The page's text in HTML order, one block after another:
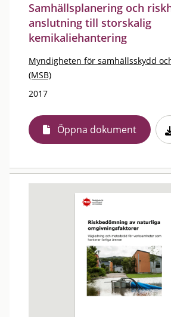
Samhällsplanering och
anslutning till storskalig
kemikaliehantering
Myndigheten för samhällsskydd
(MSB)
2017
Öppna dokument